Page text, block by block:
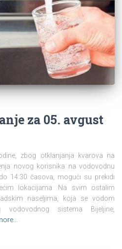
za 05. avgust
zbog otklanjanja kvarova na
novog korisnika na vodovodnu
14:30 časova, mogući su prekidi
lokacijama: Na svim ostalim
naseljima, koja se vodom
vodovodnog sistema Bijeljine,